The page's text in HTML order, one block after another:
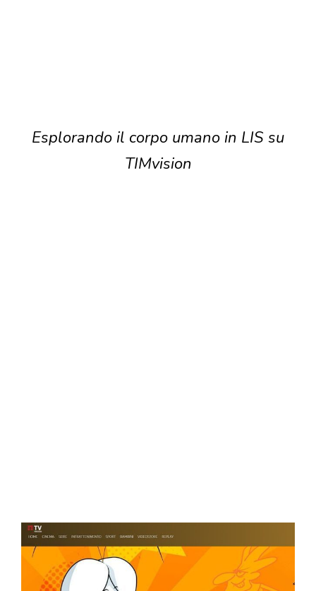
Esplorando il corpo umano in LIS su
TIMvision